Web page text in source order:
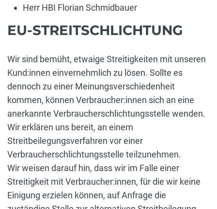
Herr HBI Florian Schmidbauer
EU-STREITSCHLICHTUNG
Wir sind bemüht, etwaige Streitigkeiten mit unseren
Kund:innen einvernehmlich zu lösen. Sollte es
dennoch zu einer Meinungsverschiedenheit
kommen, können Verbraucher:innen sich an eine
anerkannte Verbraucherschlichtungsstelle wenden.
Wir erklären uns bereit, an einem
Streitbeilegungsverfahren vor einer
Verbraucherschlichtungsstelle teilzunehmen.
Wir weisen darauf hin, dass wir im Falle einer
Streitigkeit mit Verbraucher:innen, für die wir keine
Einigung erzielen können, auf Anfrage die